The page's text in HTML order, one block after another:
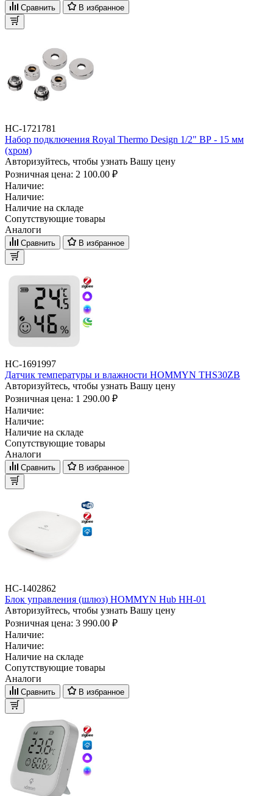
Сравнить В избранное
НС-1721781
Набор подключения Royal Thermo Design 1/2" ВР - 15 мм
(хром)
Авторизуйтесь, чтобы узнать Вашу цену
Розничная цена: 2 100.00 ₽
Наличие:
Наличие:
Наличие на складе
Сопутствующие товары
Аналоги
Сравнить В избранное
НС-1691997
Датчик температуры и влажности HOMMYN THS30ZB
Авторизуйтесь, чтобы узнать Вашу цену
Розничная цена: 1 290.00 ₽
Наличие:
Наличие:
Наличие на складе
Сопутствующие товары
Аналоги
Сравнить В избранное
НС-1402862
Блок управления (шлюз) HOMMYN Hub HH-01
Авторизуйтесь, чтобы узнать Вашу цену
Розничная цена: 3 990.00 ₽
Наличие:
Наличие:
Наличие на складе
Сопутствующие товары
Аналоги
Сравнить В избранное